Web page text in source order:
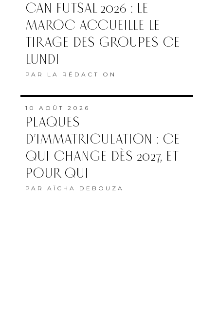
CAN FUTSAL 2026 : LE
MAROC ACCUEILLE LE
TIRAGE DES GROUPES CE
LUNDI
PAR LA RÉDACTION
10 AOÛT 2026
PLAQUES
D’IMMATRICULATION : CE
QUI CHANGE DÈS 2027, ET
POUR QUI
PAR AÏCHA DEBOUZA